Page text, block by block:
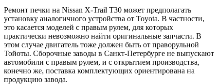
Ремонт печки на Nissan X-Trail T30 может предполагать
установку аналогичного устройства от Toyota. В частности,
это касается моделей с правым рулем, для которых
практически невозможно найти оригинальные запчасти. В
этом случае двигатель тоже должен быть от праворульной
Тойоты. Сборочные заводы в Санкт-Петербурге не выпускают
автомобили с правым рулем, и с открытием производства,
конечно же, поставка комплектующих ориентирована на
продукцию завода.